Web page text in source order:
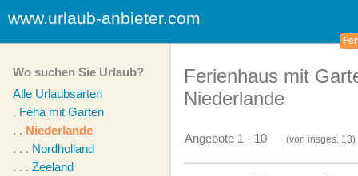
www.urlaub-anbieter.com
Wo suchen Sie Urlaub?
Alle Urlaubsarten
. Feha mit Garten
. . Niederlande
. . . Nordholland
. . . Zeeland
Ferienhaus mit
Niederlande
Angebote 1 - 10 (von insges. 13)